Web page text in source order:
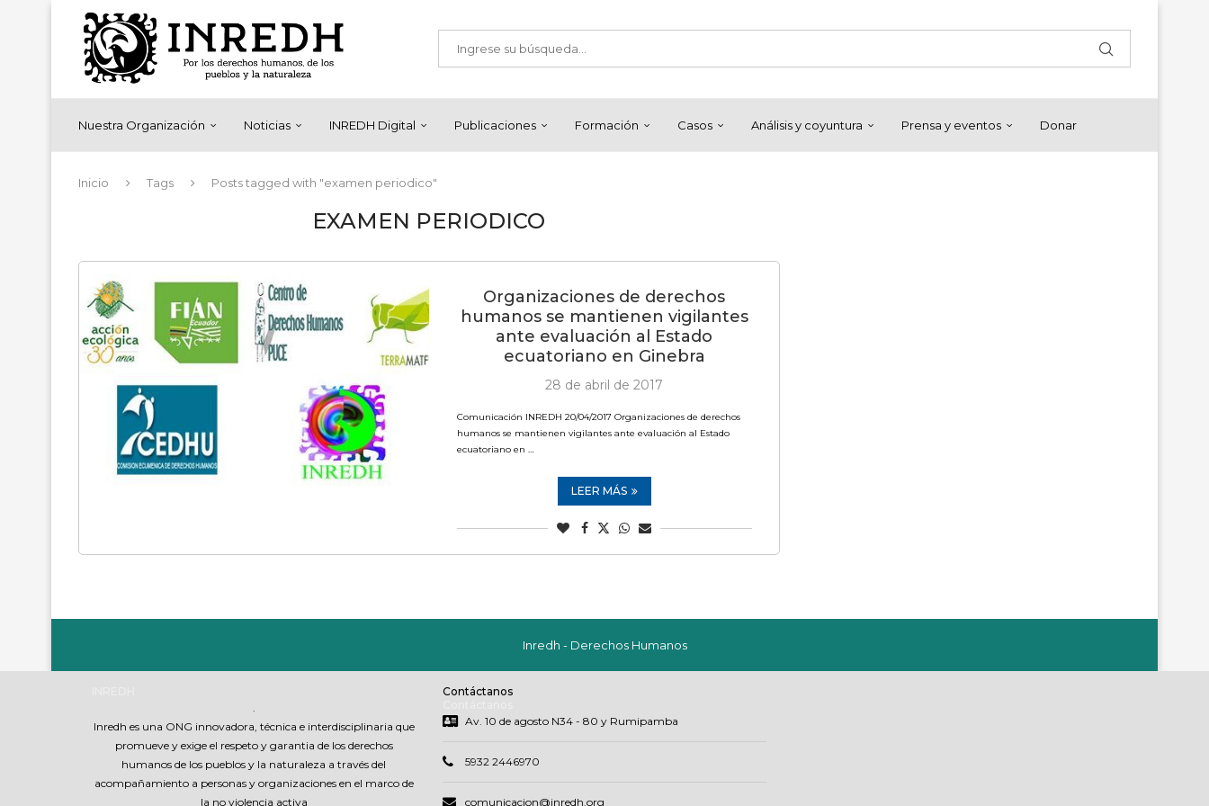
Nuestra Organización Noticias INREDH Digital Publicaciones Formación Casos Análisis y coyuntura Prensa y eventos Donar
Inicio Tags Posts tagged with "examen periodico"
EXAMEN PERIODICO
Organizaciones de derechos
humanos se mantienen vigilantes
ante evaluación al Estado
ecuatoriano en Ginebra
28 de abril de 2017
Comunicación INREDH 20/04/2017 Organizaciones de derechos
humanos se mantienen vigilantes ante evaluación al Estado
ecuatoriano en …
LEER MÁS
Inredh - Derechos Humanos
.
Inredh es una ONG innovadora, técnica e interdisciplinaria que
promueve y exige el respeto y garantia de los derechos
humanos de los pueblos y la naturaleza a través del
acompañamiento a personas y organizaciones en el marco de
la no violencia activa
Contáctanos
Av. 10 de agosto N34 - 80 y Rumipamba
5932 2446970
comunicacion@inredh.org